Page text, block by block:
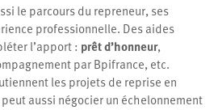
le parcours du repreneur, ses
professionnelle. Des aides
l’apport : prêt d’honneur,
par Bpifrance, etc.
les projets de reprise en
aussi négocier un échelonnement